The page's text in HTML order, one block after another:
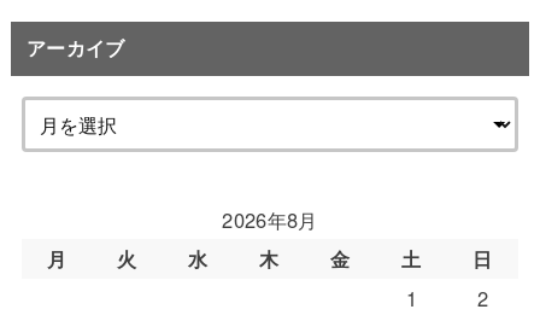
アーカイブ
2026年8月
月
火 水 木 金 土
日
1
2